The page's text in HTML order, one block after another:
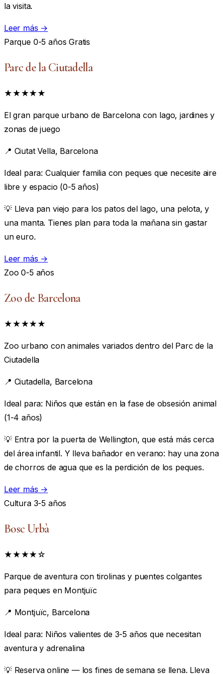
la visita.
Leer más →
Parque 0-5 añosGratis
Parc de la Ciutadella
★★★★★
El gran parque urbano de Barcelona con lago, jardines y
zonas de juego
📍 Ciutat Vella, Barcelona
Ideal para: Cualquier familia con peques que necesite aire
libre y espacio (0-5 años)
💡 Lleva pan viejo para los patos del lago, una pelota, y
una manta. Tienes plan para toda la mañana sin gastar
un euro.
Leer más →
Zoo0-5 años
Zoo de Barcelona
★★★★★
Zoo urbano con animales variados dentro del Parc de la
Ciutadella
📍 Ciutadella, Barcelona
Ideal para: Niños que están en la fase de obsesión animal
(1-4 años)
💡 Entra por la puerta de Wellington, que está más cerca
del área infantil. Y lleva bañador en verano: hay una zona
de chorros de agua que es la perdición de los peques.
Leer más →
Cultura 3-5 años
Bosc Urbà
★★★★☆
Parque de aventura con tirolinas y puentes colgantes
para peques en Montjuïc
📍 Montjuïc, Barcelona
Ideal para: Niños valientes de 3-5 años que necesitan
aventura y adrenalina
💡 Reserva online — los fines de semana se llena. Lleva